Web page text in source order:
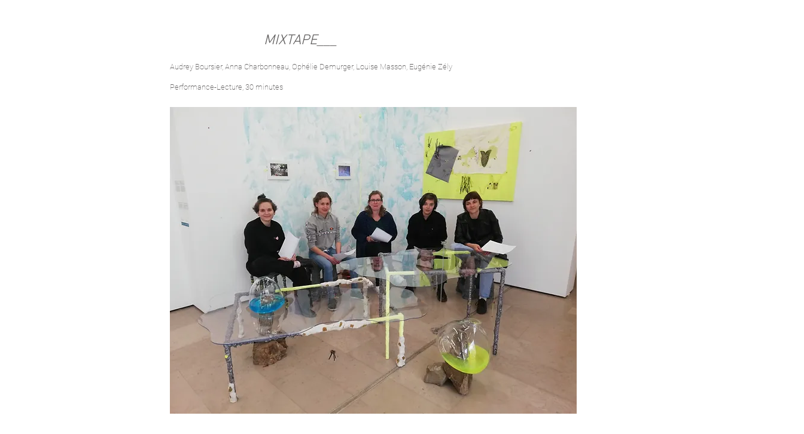
MIXTAPE___
Audrey Boursier, Anna Charbonneau, Ophélie Demurger, Louise Masson, Eugénie Zély
Performance-Lecture, 30 minutes